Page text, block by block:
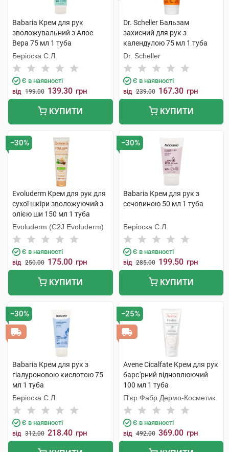
Babaria Крем для рук
зволожувальний з Алое
Вера 75 мл 1 туба
Беріоска С.Л.
Є в наявності
від 199.00 139.30 грн
КУПИТИ
Dr. Scheller Бальзам
захисний для рук з
календулою 75 мл 1 туба
Dr. Scheller
Є в наявності
від 239.00 167.30 грн
КУПИТИ
−30%
Evoluderm Крем для рук для
сухої шкіри зволожуючий з
олією ши 150 мл 1 туба
Evoluderm (C2J Evoluderm)
Є в наявності
від 250.00 175.00 грн
КУПИТИ
−30%
Babaria Крем для рук з
сечовиною 50 мл 1 туба
Беріоска С.Л.
Є в наявності
від 285.00 199.50 грн
КУПИТИ
−30%
Babaria Крем для рук з
гіалуроновою кислотою 75
мл 1 туба
Беріоска С.Л.
Є в наявності
від 312.00 218.40 грн
−25%
Avene Cicalfate Крем для рук
барє'рний відновлюючий
100 мл 1 туба
П'єр Фабр Дермо-Косметик
Є в наявності
від 492.00 369.00 грн